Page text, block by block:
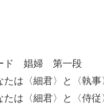
ド 娼婦 第一段
たは〈細君〉と〈執事
たは〈細君〉と〈侍従